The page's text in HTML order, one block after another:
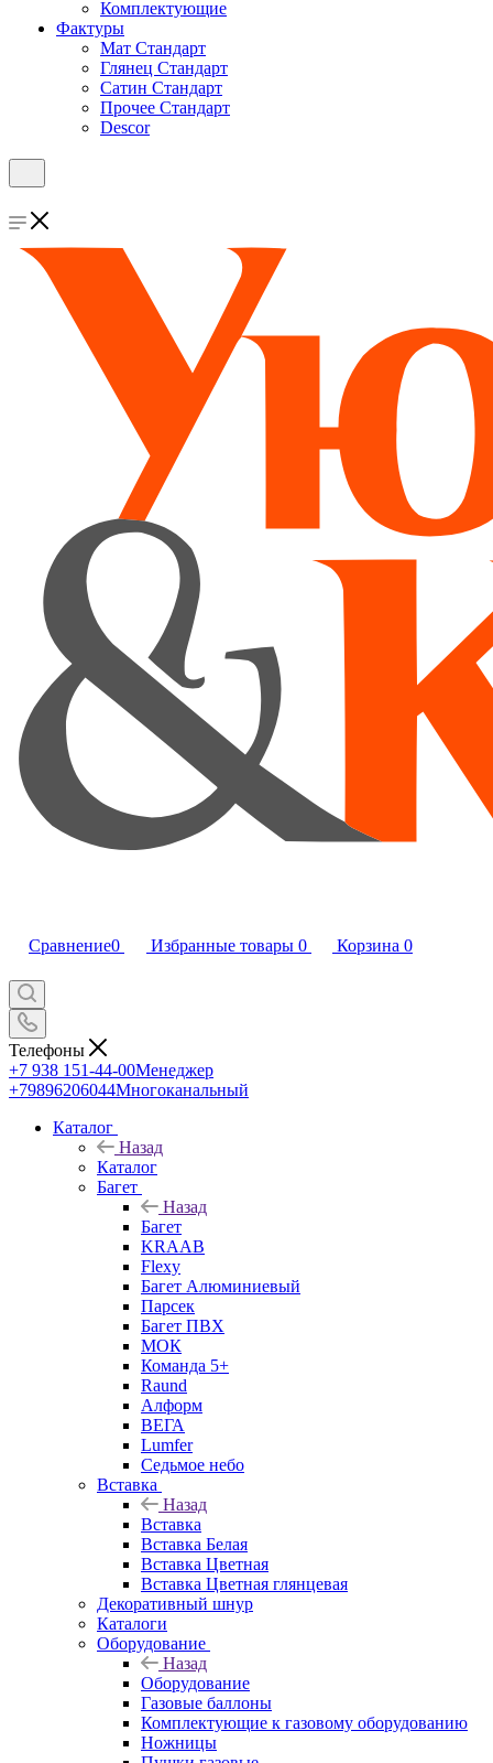
Комплектующие
Фактуры
Мат Стандарт
Глянец Стандарт
Сатин Стандарт
Прочее Стандарт
Descor
Сравнение0 Избранные товары 0 Корзина 0
Телефоны
+7 938 151-44-00Менеджер
+79896206044Многоканальный
Каталог
Назад
Каталог
Багет
Назад
Багет
KRAAB
Flexy
Багет Алюминиевый
Парсек
Багет ПВХ
МОК
Команда 5+
Raund
Алформ
ВЕГА
Lumfer
Седьмое небо
Вставка
Назад
Вставка
Вставка Белая
Вставка Цветная
Вставка Цветная глянцевая
Декоративный шнур
Каталоги
Оборудование
Назад
Оборудование
Газовые баллоны
Комплектующие к газовому оборудованию
Ножницы